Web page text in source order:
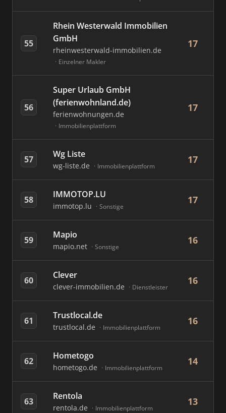
55
Rhein Westerwald Immobilien
GmbH
rheinwesterwald-immobilien.de
Einzelner Makler
17
56
Super Urlaub GmbH
(ferienwohnland.de)
ferienwohnungen.de
Immobilienplattform
17
57 Wg Liste
wg-liste.de Immobilienplattform
17
58 IMMOTOP.LU
immotop.lu Sonstige
17
59 Mapio
mapio.net Sonstige
16
60 Clever
clever-immobilien.de Dienstleister
16
61 Trustlocal.de
trustlocal.de Immobilienplattform
16
62 Hometogo
hometogo.de Immobilienplattform
14
63 Rentola
rentola.de Immobilienplattform
13